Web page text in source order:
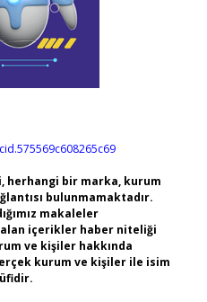
herhangi bir marka, kurum
bulunmamaktadır.
makaleler
alan içerikler haber niteliği
ve kişiler hakkında
kurum ve kişiler ile isim